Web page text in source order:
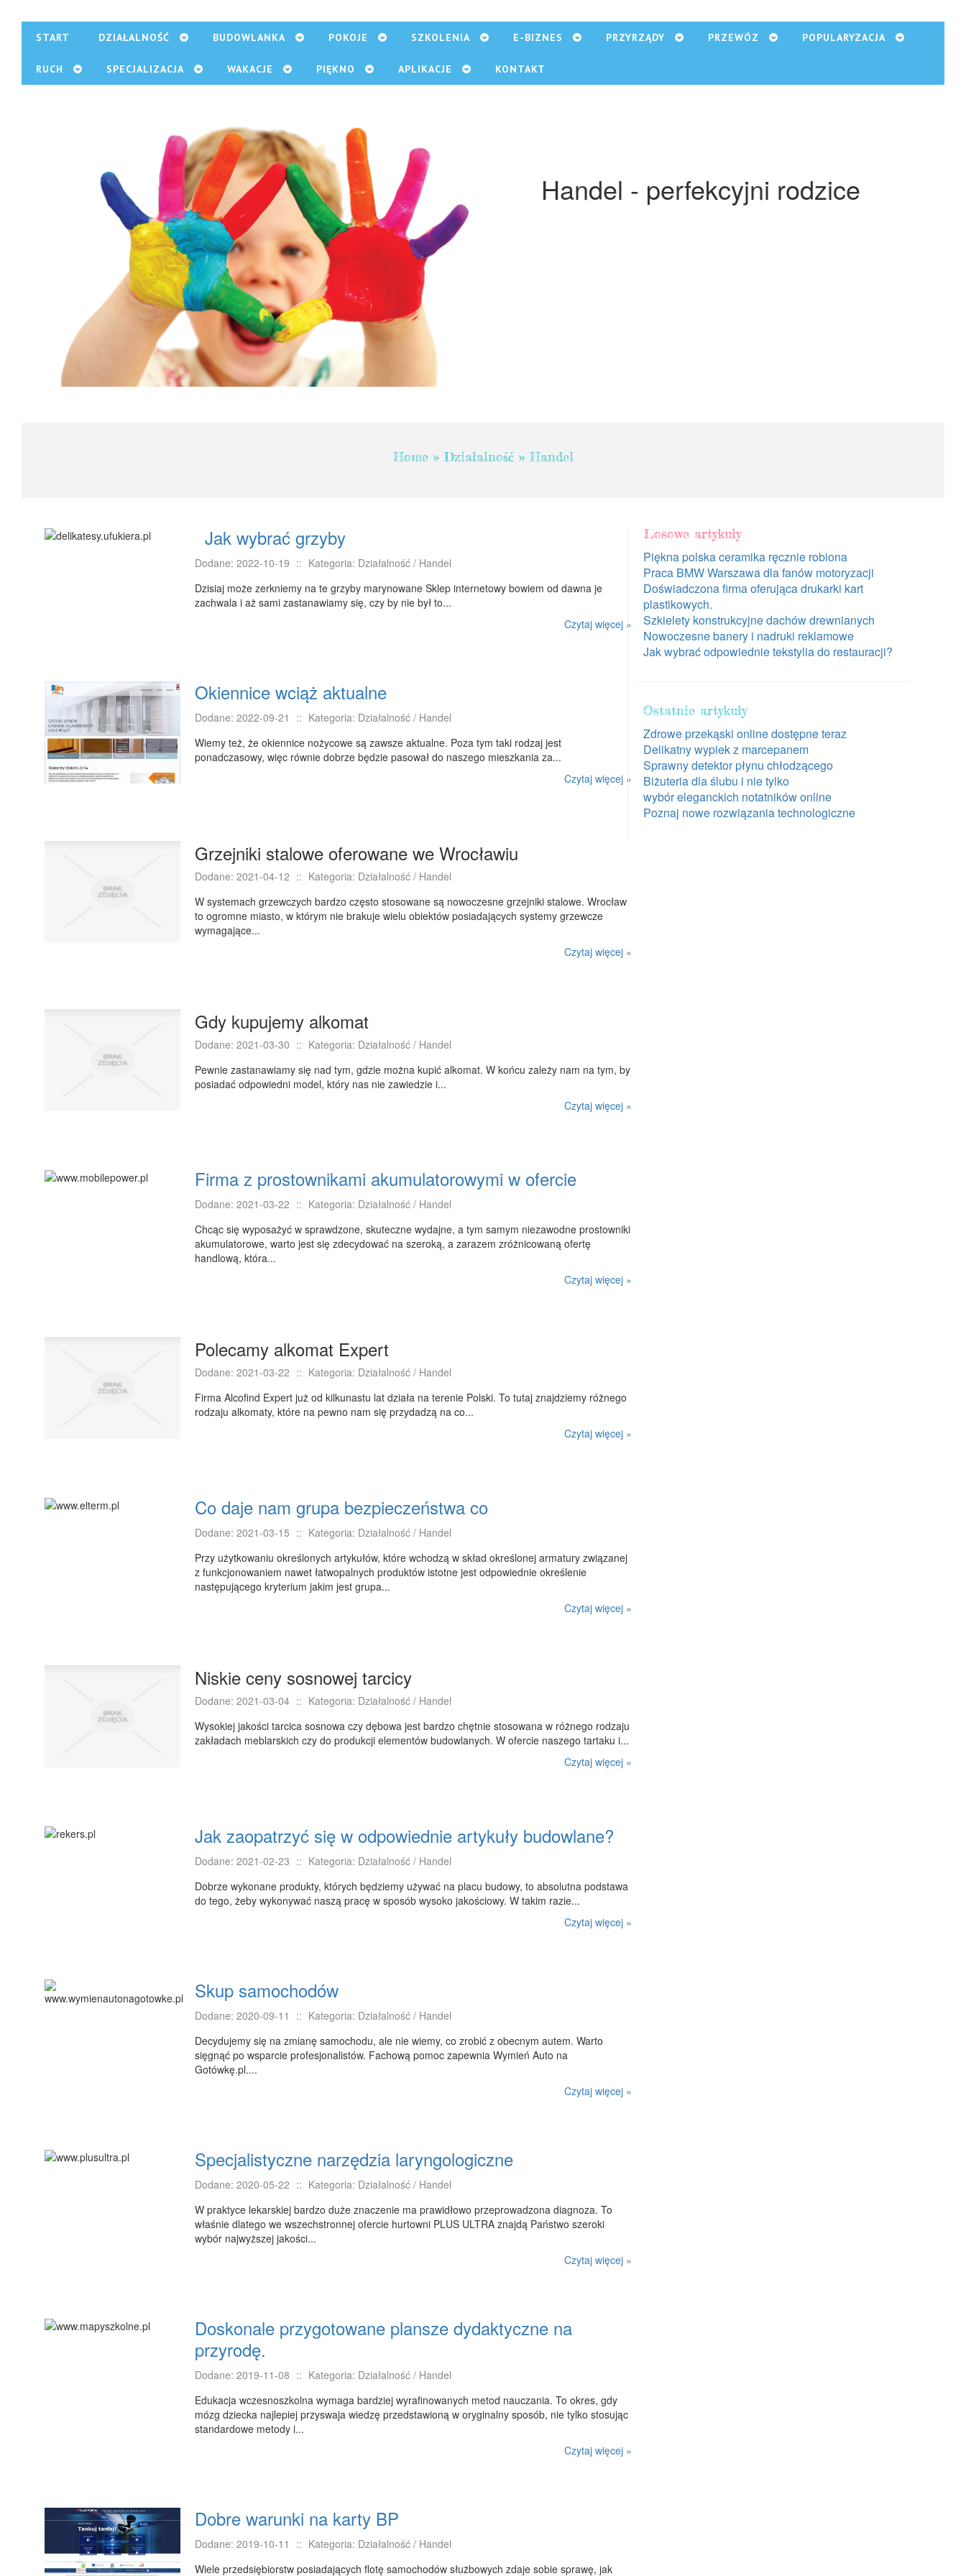
START DZIAŁALNOŚĆ BUDOWLANKA POKOJE SZKOLENIA E-BIZNES PRZYRZĄDY PRZEWÓZ POPULARYZACJA
RUCH SPECJALIZACJA WAKACJE PIĘKNO APLIKACJE KONTAKT
Handel - perfekcyjni rodzice
Home»Działalność» Handel
Jak wybrać grzyby
Dodane: 2022-10-19 :: Kategoria: Działalność / Handel
Dzisiaj może zerkniemy na te grzyby marynowane Sklep internetowy bowiem od dawna je
zachwala i aż sami zastanawiamy się, czy by nie był to...
Czytaj więcej »
Okiennice wciąż aktualne
Dodane: 2022-09-21 :: Kategoria: Działalność / Handel
Wiemy też, że okiennice nożycowe są zawsze aktualne. Poza tym taki rodzaj jest
ponadczasowy, więc równie dobrze będzie pasował do naszego mieszkania za...
Czytaj więcej »
Grzejniki stalowe oferowane we Wrocławiu
Dodane: 2021-04-12 :: Kategoria: Działalność / Handel
W systemach grzewczych bardzo często stosowane są nowoczesne grzejniki stalowe. Wrocław
to ogromne miasto, w którym nie brakuje wielu obiektów posiadających systemy grzewcze
wymagające...
Czytaj więcej »
Gdy kupujemy alkomat
Dodane: 2021-03-30 :: Kategoria: Działalność / Handel
Pewnie zastanawiamy się nad tym, gdzie można kupić alkomat. W końcu zależy nam na tym, by
posiadać odpowiedni model, który nas nie zawiedzie i...
Czytaj więcej »
Firma z prostownikami akumulatorowymi w ofercie
Dodane: 2021-03-22 :: Kategoria: Działalność / Handel
Chcąc się wyposażyć w sprawdzone, skuteczne wydajne, a tym samym niezawodne prostowniki
akumulatorowe, warto jest się zdecydować na szeroką, a zarazem zróżnicowaną ofertę
handlową, która...
Czytaj więcej »
Polecamy alkomat Expert
Dodane: 2021-03-22 :: Kategoria: Działalność / Handel
Firma Alcofind Expert już od kilkunastu lat działa na terenie Polski. To tutaj znajdziemy różnego
rodzaju alkomaty, które na pewno nam się przydadzą na co...
Czytaj więcej »
Co daje nam grupa bezpieczeństwa co
Dodane: 2021-03-15 :: Kategoria: Działalność / Handel
Przy użytkowaniu określonych artykułów, które wchodzą w skład określonej armatury związanej
z funkcjonowaniem nawet łatwopalnych produktów istotne jest odpowiednie określenie
następującego kryterium jakim jest grupa...
Czytaj więcej »
Niskie ceny sosnowej tarcicy
Dodane: 2021-03-04 :: Kategoria: Działalność / Handel
Wysokiej jakości tarcica sosnowa czy dębowa jest bardzo chętnie stosowana w różnego rodzaju
zakładach meblarskich czy do produkcji elementów budowlanych. W ofercie naszego tartaku i...
Czytaj więcej »
Jak zaopatrzyć się w odpowiednie artykuły budowlane?
Dodane: 2021-02-23 :: Kategoria: Działalność / Handel
Dobrze wykonane produkty, których będziemy używać na placu budowy, to absolutna podstawa
do tego, żeby wykonywać naszą pracę w sposób wysoko jakościowy. W takim razie...
Czytaj więcej »
Skup samochodów
Dodane: 2020-09-11 :: Kategoria: Działalność / Handel
Decydujemy się na zmianę samochodu, ale nie wiemy, co zrobić z obecnym autem. Warto
sięgnąć po wsparcie profesjonalistów. Fachową pomoc zapewnia Wymień Auto na
Gotówkę.pl....
Czytaj więcej »
Specjalistyczne narzędzia laryngologiczne
Dodane: 2020-05-22 :: Kategoria: Działalność / Handel
W praktyce lekarskiej bardzo duże znaczenie ma prawidłowo przeprowadzona diagnoza. To
właśnie dlatego we wszechstronnej ofercie hurtowni PLUS ULTRA znajdą Państwo szeroki
wybór najwyższej jakości...
Czytaj więcej »
Doskonale przygotowane plansze dydaktyczne na
przyrodę.
Dodane: 2019-11-08 :: Kategoria: Działalność / Handel
Edukacja wczesnoszkolna wymaga bardziej wyrafinowanych metod nauczania. To okres, gdy
mózg dziecka najlepiej przyswaja wiedzę przedstawioną w oryginalny sposób, nie tylko stosując
standardowe metody i...
Czytaj więcej »
Dobre warunki na karty BP
Dodane: 2019-10-11 :: Kategoria: Działalność / Handel
Wiele przedsiębiorstw posiadających flotę samochodów służbowych zdaje sobie sprawę, jak
Losowe artykuły
Piękna polska ceramika ręcznie robiona
Praca BMW Warszawa dla fanów motoryzacji
Doświadczona firma oferująca drukarki kart
plastikowych.
Szkielety konstrukcyjne dachów drewnianych
Nowoczesne banery i nadruki reklamowe
Jak wybrać odpowiednie tekstylia do restauracji?
Ostatnie artykuły
Zdrowe przekąski online dostępne teraz
Delikatny wypiek z marcepanem
Sprawny detektor płynu chłodzącego
Biżuteria dla ślubu i nie tylko
wybór eleganckich notatników online
Poznaj nowe rozwiązania technologiczne